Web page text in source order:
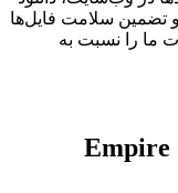
و تضمین سلامت فایل‌ها
ما را نسبت به
Empire